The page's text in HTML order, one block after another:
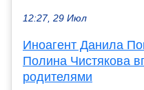
12:27, 29 Июл
Иноагент Данила
Полина Чистякова
родителями